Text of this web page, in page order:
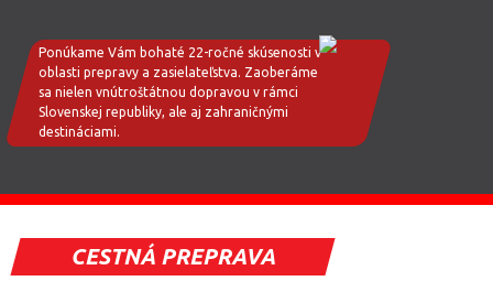
Ponúkame Vám bohaté 22-ročné skúsenosti v
oblasti prepravy a zasielateľstva. Zaoberáme
sa nielen vnútroštátnou dopravou v rámci
Slovenskej republiky, ale aj zahraničnými
destináciami.
CESTNÁ PREPRAVA